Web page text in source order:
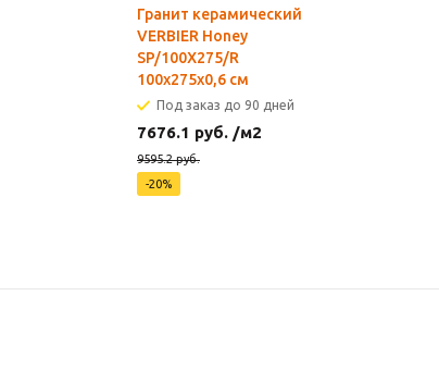
Гранит керамический
VERBIER Honey
SP/100X275/R
100х275x0,6 см
Под заказ до 90 дней
7676.1 руб. /м2
9595.2руб.
-20%